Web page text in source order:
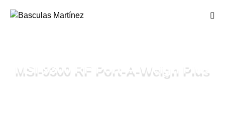
MSI-9300 RF Port-A-Weigh Plus